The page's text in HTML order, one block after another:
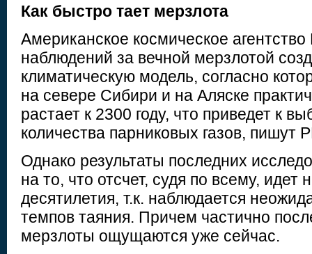
Как быстро тает мерзлота
Американское космическое
наблюдений за вечной мерзлотой
климатическую модель, согласно
на севере Сибири и на Аляске
растает к 2300 году, что приведет к
количества парниковых газов, пишут
Однако результаты последних
на то, что отсчет, судя по всему, идет
десятилетия, т.к. наблюдается
темпов таяния. Причем частично
мерзлоты ощущаются уже сейчас.